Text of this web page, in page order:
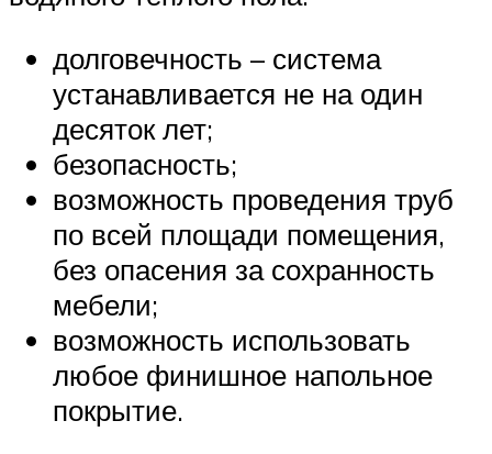
долговечность – система
устанавливается не на один
десяток лет;
безопасность;
возможность проведения труб
по всей площади помещения,
без опасения за сохранность
мебели;
возможность использовать
любое финишное напольное
покрытие.